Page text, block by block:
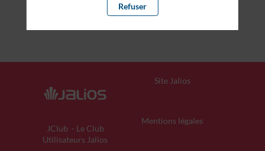
JClub - Le Club
Utilisateurs Jalios
Site Jalios
Mentions légales
Refuser